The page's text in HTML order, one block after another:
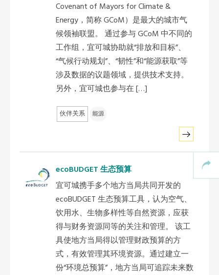
Covenant of Mayors for Climate &
Energy，简称 GCoM）是最大的城市气
候领袖联盟。 通过参与 GCoM 中不同的
工作组，宜可城协助就“排放和目标”、
“气候行动规划”、“韧性”和“能源获取”等
涉及数据的议题领域，提供技术支持。
另外，宜可城也参与在 […]
伙伴关系 能源
ecoBUDGET 生态预算
宜可城携手多个地方当局共同开发的
ecoBUDGET 生态预算工具，认为空气、
饮用水、生物多样性等自然资源，应获
得与财务资源同等的关注和管理。 该工
具使地方当局得以管理财政预算的方
式，有效管理其环境资源。通过建立一
份“环境总预算”，地方当局可追踪未来数